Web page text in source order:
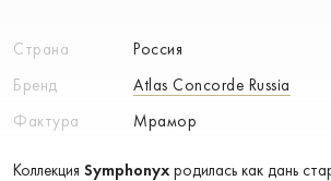
Страна
Россия
Бренд
Atlas Concorde Russia
Фактура
Мрамор
Коллекция Symphonyxродилась как дань